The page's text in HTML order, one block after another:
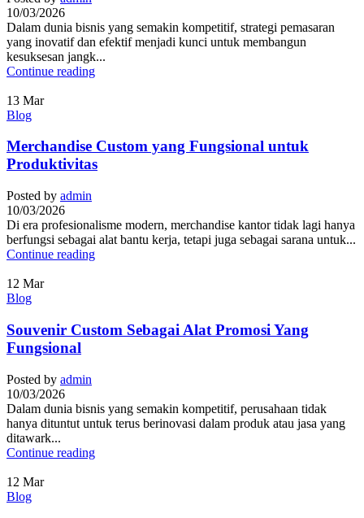
10/03/2026
Dalam dunia bisnis yang semakin kompetitif, strategi pemasaran
yang inovatif dan efektif menjadi kunci untuk membangun
kesuksesan jangk...
Continue reading
13 Mar
Blog
Merchandise Custom yang Fungsional untuk
Produktivitas
Posted by admin
10/03/2026
Di era profesionalisme modern, merchandise kantor tidak lagi hanya
berfungsi sebagai alat bantu kerja, tetapi juga sebagai sarana untuk...
Continue reading
12 Mar
Blog
Souvenir Custom Sebagai Alat Promosi Yang
Fungsional
Posted by admin
10/03/2026
Dalam dunia bisnis yang semakin kompetitif, perusahaan tidak
hanya dituntut untuk terus berinovasi dalam produk atau jasa yang
ditawark...
Continue reading
12 Mar
Blog